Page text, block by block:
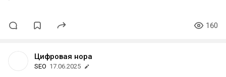
160
Цифровая нора
SEO 17.06.2025